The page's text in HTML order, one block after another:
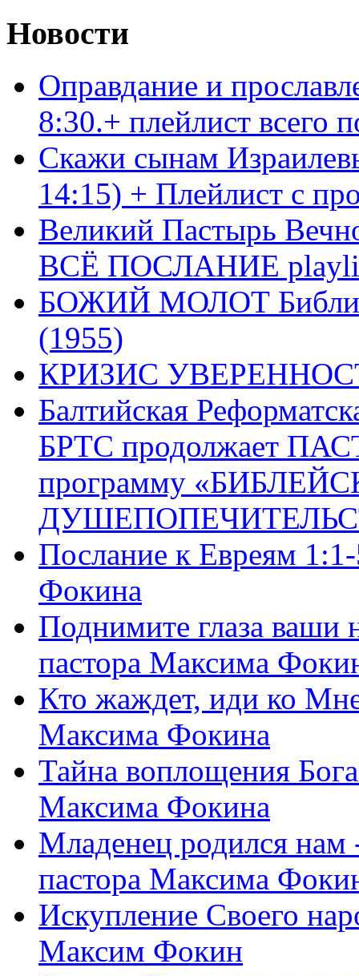
Новости
Оправдание и
8:30.+ плейлист
Скажи сынам
14:15) + Плейлист с
Великий Пастырь
ВСЁ ПОСЛАНИЕ
БОЖИЙ МОЛОТ Библия
(1955)
КРИЗИС
Балтийская
БРТС продолжает
программу
Послание к Евреям
Фокина
Поднимите глаза ваши
пастора Максима
Кто жаждет, иди ко
Максима Фокина
Тайна воплощения
Максима Фокина
Младенец родился
пастора Максима
Искупление Своего
Максим Фокин